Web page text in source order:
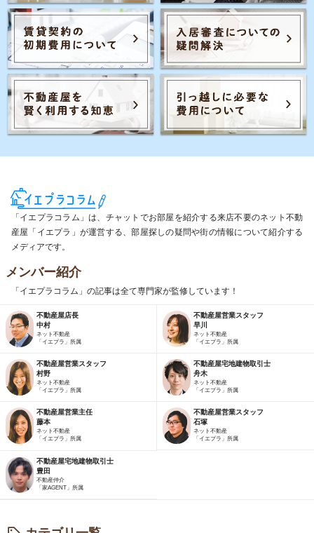
Posts navigation 3
「イエプラコラム」は、チャットでお部屋を紹介する来店不要のネット不動
産屋「イエプラ」が運営する、部屋探しの疑問や街の情報について紹介する
メディアです。
メンバー紹介
「イエプラコラム」の記事は全て専門家が監修しています！
不動産屋店長
中村
ネット不動産
「イエプラ」所属
不動産屋営業スタッフ
早川
ネット不動産
「イエプラ」所属
不動産屋営業スタッフ
村野
ネット不動産
「イエプラ」所属
不動産屋宅地建物取引士
舟木
ネット不動産
「イエプラ」所属
不動産屋営業主任
藤本
ネット不動産
「イエプラ」所属
不動産屋営業スタッフ
石塚
ネット不動産
「イエプラ」所属
不動産屋宅地建物取引士
豊田
不動産仲介
「家AGENT」所属